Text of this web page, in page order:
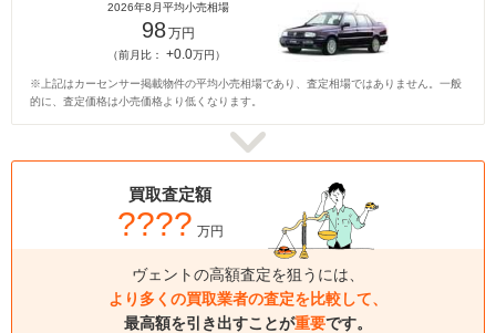
2026年8月平均小売相場
98万円
（前月比： +0.0万円）
※上記はカーセンサー掲載物件の平均小売相場であり、査定相場ではありません。一般
的に、査定価格は小売価格より低くなります。
買取査定額
???? 万円
ヴェントの高額査定を狙うには、
より多くの買取業者の査定を比較して、
最高額を引き出すことが重要です。